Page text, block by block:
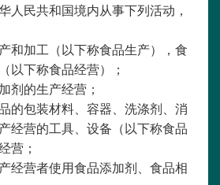
共和国境内从事下列活动，
加工（以下称食品生产），食
以下称食品经营）；
的生产经营；
包装材料、容器、洗涤剂、消
经营的工具、设备（以下称食品
营；
营者使用食品添加剂、食品相